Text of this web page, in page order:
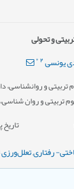
و تحولی
یونسی2
*
و روان‏شناسی،
و روان شناسی،
تاریخ
رفتاری,